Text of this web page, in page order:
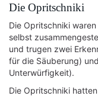
Die Opritschniki
Die Opritschniki
selbst
und trugen zwei
für die Säuberung)
Unterwürfigkeit).
Die Opritschniki